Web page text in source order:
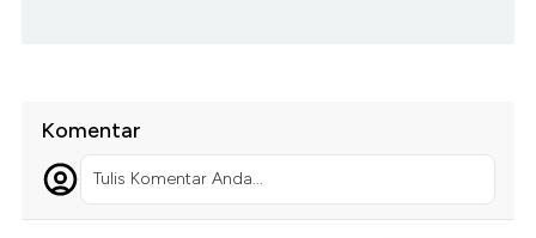
Komentar
Tulis Komentar Anda...